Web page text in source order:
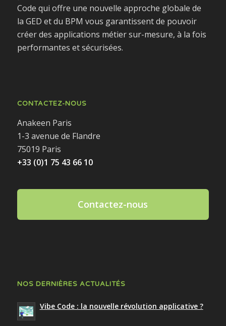
Code qui offre une nouvelle approche globale de
la GED et du BPM vous garantissent de pouvoir
créer des applications métier sur-mesure, à la fois
performantes et sécurisées.
CONTACTEZ-NOUS
Anakeen Paris
1-3 avenue de Flandre
75019 Paris
+33 (0)1 75 43 66 10
Contactez-nous
NOS DERNIÈRES ACTUALITÉS
Vibe Code : la nouvelle révolution applicative ?